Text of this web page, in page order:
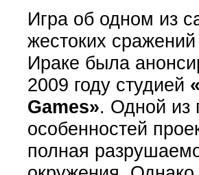
Игра об одном из
жестоких
Ираке была
2009 году студией
Games». Одной из
особенностей
полная